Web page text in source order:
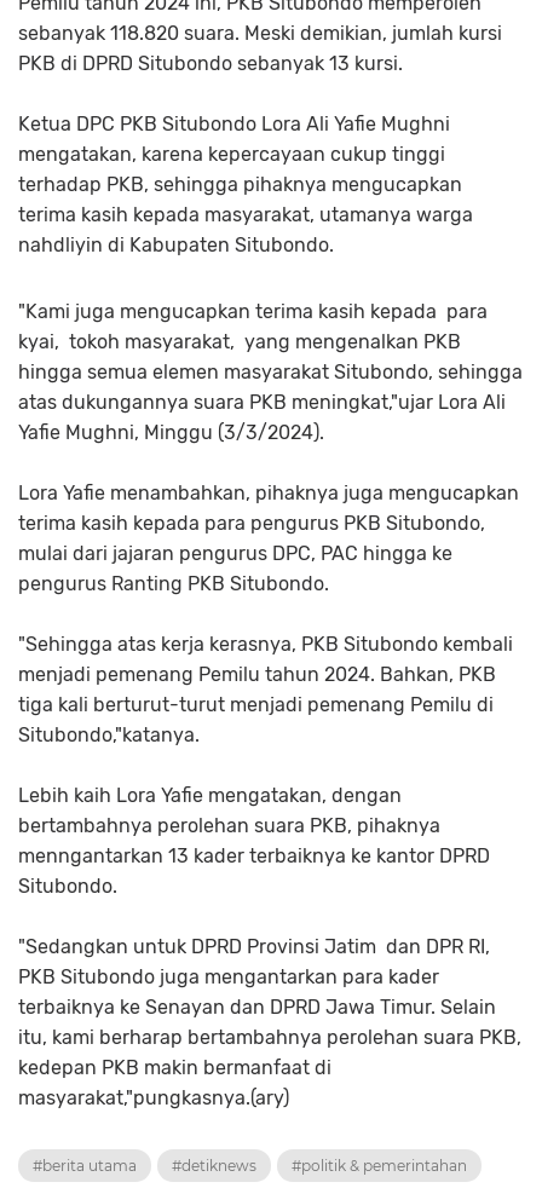
sebanyak 118.820 suara. Meski demikian, jumlah kursi
PKB di DPRD Situbondo sebanyak 13 kursi.
Ketua DPC PKB Situbondo Lora Ali Yafie Mughni
mengatakan, karena kepercayaan cukup tinggi
terhadap PKB, sehingga pihaknya mengucapkan
terima kasih kepada masyarakat, utamanya warga
nahdliyin di Kabupaten Situbondo.
"Kami juga mengucapkan terima kasih kepada para
kyai, tokoh masyarakat, yang mengenalkan PKB
hingga semua elemen masyarakat Situbondo, sehingga
atas dukungannya suara PKB meningkat,"ujar Lora Ali
Yafie Mughni, Minggu (3/3/2024).
Lora Yafie menambahkan, pihaknya juga mengucapkan
terima kasih kepada para pengurus PKB Situbondo,
mulai dari jajaran pengurus DPC, PAC hingga ke
pengurus Ranting PKB Situbondo.
"Sehingga atas kerja kerasnya, PKB Situbondo kembali
menjadi pemenang Pemilu tahun 2024. Bahkan, PKB
tiga kali berturut-turut menjadi pemenang Pemilu di
Situbondo,"katanya.
Lebih kaih Lora Yafie mengatakan, dengan
bertambahnya perolehan suara PKB, pihaknya
menngantarkan 13 kader terbaiknya ke kantor DPRD
Situbondo.
"Sedangkan untuk DPRD Provinsi Jatim dan DPR RI,
PKB Situbondo juga mengantarkan para kader
terbaiknya ke Senayan dan DPRD Jawa Timur. Selain
itu, kami berharap bertambahnya perolehan suara PKB,
kedepan PKB makin bermanfaat di
masyarakat,"pungkasnya.(ary)
#berita utama #detiknews #politik & pemerintahan